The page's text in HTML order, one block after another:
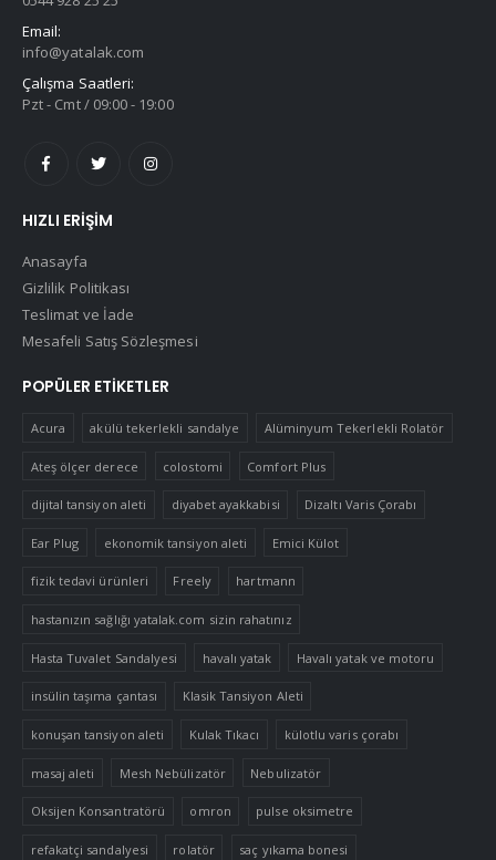
Email:
info@yatalak.com
Çalışma Saatleri:
Pzt - Cmt / 09:00 - 19:00
HIZLI ERIŞIM
Anasayfa
Gizlilik Politikası
Teslimat ve İade
Mesafeli Satış Sözleşmesi
POPÜLER ETIKETLER
Acura akülü tekerlekli sandalye Alüminyum Tekerlekli Rolatör
Ateş ölçer derece colostomi Comfort Plus
dijital tansiyon aleti diyabet ayakkabisi Dizaltı Varis Çorabı
Ear Plug ekonomik tansiyon aleti Emici Külot
fizik tedavi ürünleri Freely hartmann
hastanızın sağlığı yatalak.com sizin rahatınız
Hasta Tuvalet Sandalyesi havalı yatak Havalı yatak ve motoru
insülin taşıma çantası Klasik Tansiyon Aleti
konuşan tansiyon aleti Kulak Tıkacı külotlu varis çorabı
masaj aleti Mesh Nebülizatör Nebulizatör
Oksijen Konsantratörü omron pulse oksimetre
refakatçi sandalyesi rolatör saç yıkama bonesi